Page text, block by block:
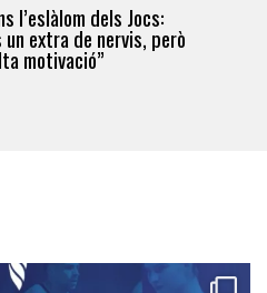
l’eslàlom dels Jocs:
extra de nervis, però
motivació”